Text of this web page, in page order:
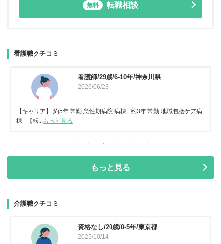
無料 転職相談
看護職クチコミ
看護師/29歳/6-10年/神奈川県
2026/06/23
【キャリア】 約5年 常勤 急性期病院 病棟 約3年 常勤 地域包括ケア病
棟 【転...もっと見る
もっと見る
介護職クチコミ
資格なし/20歳/0-5年/東京都
2025/10/14